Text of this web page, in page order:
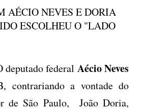
AÉCIO NEVES E DORIA
ESCOLHEU O "LADO
federal Aécio Neves
contrariando a vontade do
de São Paulo, João Doria,